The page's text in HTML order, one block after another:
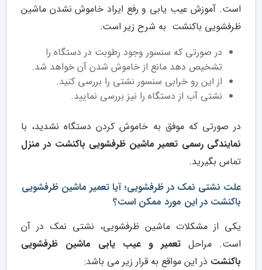
است. آموزش عیب یابی و رفع ایراد خاموش نشدن ماشین
ظرفشویی باکنشت به شرح زیر است:
در صورتی که سنسور وجود رطوبت در دستگاه را
تشخیص دهد مانع از خاموش شدن آن خواهد شد.
از این رو خرابی سنسور نشتی را بررسی کنید.
نشتی آب از دستگاه را نیز بررسی نمایید.
در صورتی که موفق به خاموش کردن دستگاه نشدید، با
نمایندگی رسمی تعمیر ماشین ظرفشویی باکنشت در منزل
تماس بگیرید.
علت نشتی نمک در ظرفشویی؛ آیا تعمیر ماشین ظرفشویی
باکنشت در این مورد ممکن است؟
یکی از مشکلات ماشین ظرفشویی، نشتی نمک در آن
است. مراحل تعمیر و عیب یابی ماشین ظرفشویی
باکنشت ذر این مواقع به قرار زیر می باشد: